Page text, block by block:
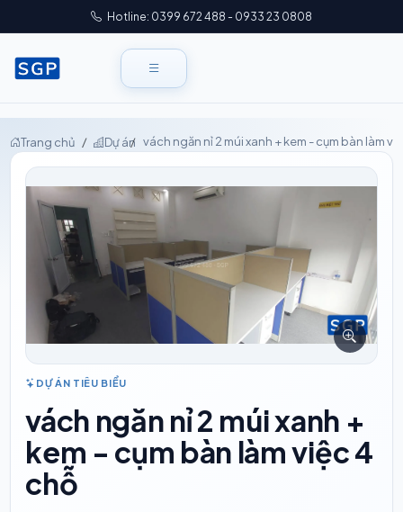
Hotline: 0399 672 488 - 0933 23 0808
Trang chủ Dự án vách ngăn nỉ 2 múi xanh + kem - cụm bàn làm
DỰ ÁN TIÊU BIỂU
vách ngăn nỉ 2 múi xanh +
kem - cụm bàn làm việc 4
chỗ